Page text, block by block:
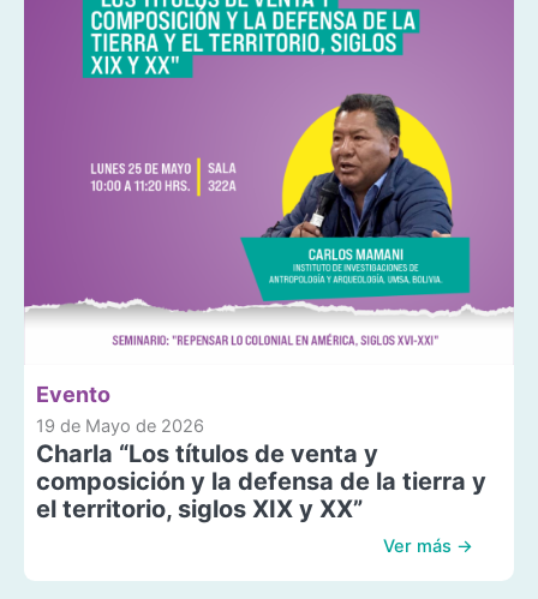
Evento
19 de Mayo de 2026
Charla “Los títulos de venta y
composición y la defensa de la tierra y
el territorio, siglos XIX y XX”
Ver más →